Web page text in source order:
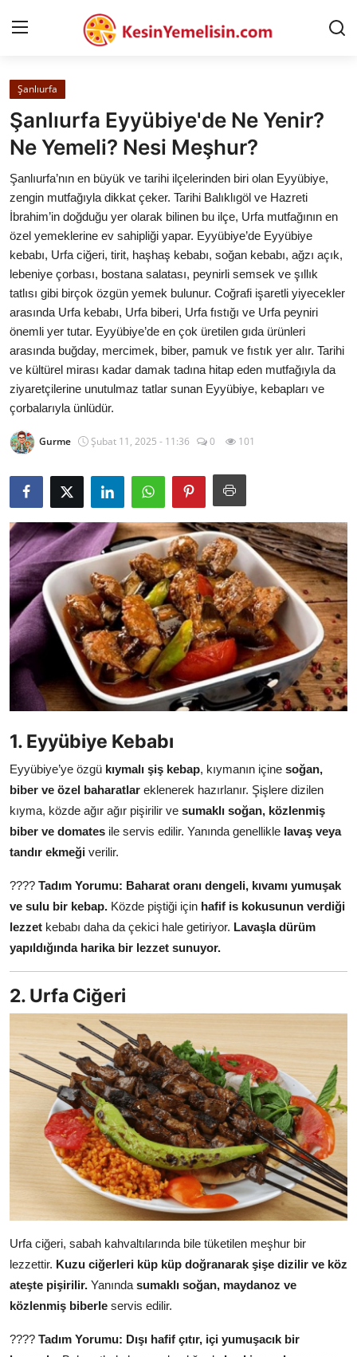
AnaSayfa
Gizlilik Sözleşmesi
Rüya Tabirleri
Diyet & Sağlıklı Beslenme
İletişim
Şehirler
Helal Gıda & Dini Hükümler
Gıda Güvenliği & Bilimi
Kalori & Diyet Rehberi
Mutfak Püf Noktaları & İpuçları
Mekan & Lezzet Rotaları
Temel Gıda ve Ürün Rehberleri
İçecek Kültürü & Barista
Yöresel Tarifler & Ev Yemekleri
Gıda Güvenliği & Sağlık
İçecek Kültürü & Rehberleri
Popüler Kültür & Mutfak Tarihi
Mutfak Temizliği & Pratik Bilgiler
Anne & Bebek Beslenmesi
Mutfak Sırları & Teknikler
Gıda Sözlüğü & Nedir?
Yemek Tarifleri & Menüler
Şanlıurfa
Şanlıurfa Eyyübiye'de Ne Yenir?
Ne Yemeli? Nesi Meşhur?
Şanlıurfa’nın en büyük ve tarihi ilçelerinden biri olan Eyyübiye,
zengin mutfağıyla dikkat çeker. Tarihi Balıklıgöl ve Hazreti
İbrahim’in doğduğu yer olarak bilinen bu ilçe, Urfa mutfağının en
özel yemeklerine ev sahipliği yapar. Eyyübiye’de Eyyübiye
kebabı, Urfa ciğeri, tirit, haşhaş kebabı, soğan kebabı, ağzı açık,
lebeniye çorbası, bostana salatası, peynirli semsek ve şıllık
tatlısı gibi birçok özgün yemek bulunur. Coğrafi işaretli yiyecekler
arasında Urfa kebabı, Urfa biberi, Urfa fıstığı ve Urfa peyniri
önemli yer tutar. Eyyübiye’de en çok üretilen gıda ürünleri
arasında buğday, mercimek, biber, pamuk ve fıstık yer alır. Tarihi
ve kültürel mirası kadar damak tadına hitap eden mutfağıyla da
ziyaretçilerine unutulmaz tatlar sunan Eyyübiye, kebapları ve
çorbalarıyla ünlüdür.
Gurme Şubat 11, 2025 - 11:36 0 101
1. Eyyübiye Kebabı
Eyyübiye’ye özgü kıymalı şiş kebap, kıymanın içine soğan,
biber ve özel baharatlar eklenerek hazırlanır. Şişlere dizilen
kıyma, közde ağır ağır pişirilir ve sumaklı soğan, közlenmiş
biber ve domates ile servis edilir. Yanında genellikle lavaş veya
tandır ekmeği verilir.
???? Tadım Yorumu: Baharat oranı dengeli, kıvamı yumuşak
ve sulu bir kebap. Közde piştiği için hafif is kokusunun verdiği
lezzet kebabı daha da çekici hale getiriyor. Lavaşla dürüm
yapıldığında harika bir lezzet sunuyor.
2. Urfa Ciğeri
Urfa ciğeri, sabah kahvaltılarında bile tüketilen meşhur bir
lezzettir. Kuzu ciğerleri küp küp doğranarak şişe dizilir ve köz
ateşte pişirilir. Yanında sumaklı soğan, maydanoz ve
közlenmiş biberle servis edilir.
???? Tadım Yorumu: Dışı hafif çıtır, içi yumuşacık bir